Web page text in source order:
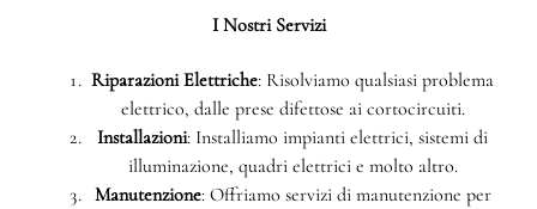
I Nostri Servizi
Riparazioni Elettriche: Risolviamo qualsiasi problema
elettrico, dalle prese difettose ai cortocircuiti.
Installazioni: Installiamo impianti elettrici, sistemi di
illuminazione, quadri elettrici e molto altro.
Manutenzione: Offriamo servizi di manutenzione per